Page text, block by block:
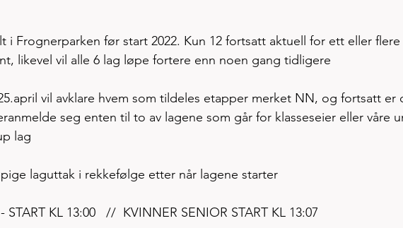
i Frognerparken før start 2022. Kun 12 fortsatt aktuell for ett eller flere
likevel vil alle 6 lag løpe fortere enn noen gang tidligere
vil avklare hvem som tildeles etapper merket NN, og fortsatt er
seg enten til to av lagene som går for klasseseier eller våre
lag
laguttak i rekkefølge etter når lagene starter
START KL 13:00   //  KVINNER SENIOR START KL 13:07